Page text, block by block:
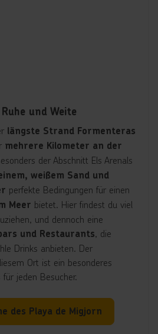
und Weite
längste Strand Formenteras
mehrere Kilometer an der
der Abschnitt Els Arenals
weißem Sand und
perfekte Bedingungen für einen
Meer bietet. Hier findest du viel
und dennoch eine
und Restaurants, die
Drinks anbieten. Der
Ort ist ein besonderes
jeden Besucher.
des Playa de Migjorn